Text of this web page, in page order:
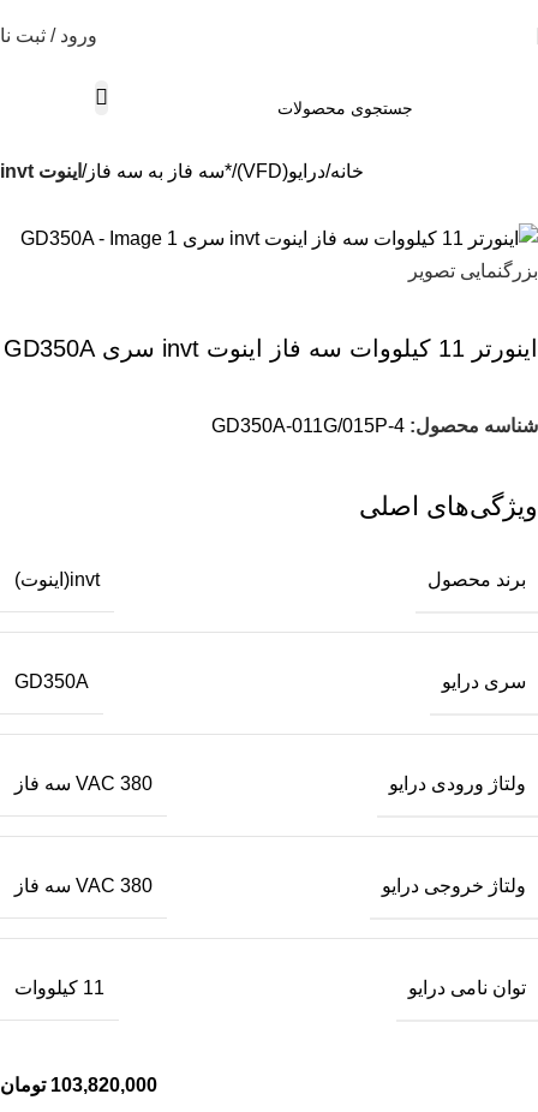
ورود / ثبت
خانه درایو(VFD) *سه فاز به سه فاز اینوت invt
بزرگنمایی تصویر
اينورتر 11 کیلووات سه فاز اینوت invt سری GD350A
شناسه محصول: GD350A-011G/015P-4
ویژگی‌های اصلی
برند محصول invt(اینوت)
سری درایو GD350A
ولتاژ ورودی درایو 380 VAC سه فاز
ولتاژ خروجی درایو 380 VAC سه فاز
توان نامی درایو 11 کیلووات
103,820,000 تومان